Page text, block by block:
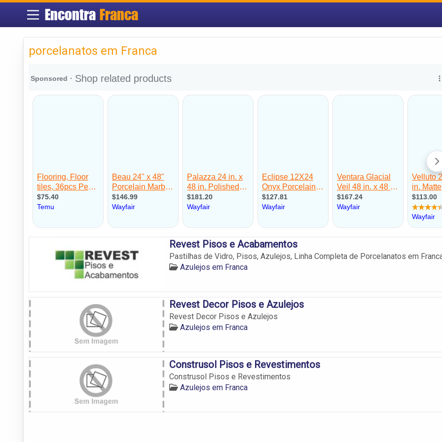
Encontra Franca
porcelanatos em Franca
Revest Pisos e Acabamentos
Pastilhas de Vidro, Pisos, Azulejos, Linha Completa de Porcelanatos em
Azulejos em Franca
Revest Decor Pisos e Azulejos
Revest Decor Pisos e Azulejos
Azulejos em Franca
Construsol Pisos e Revestimentos
Construsol Pisos e Revestimentos
Azulejos em Franca